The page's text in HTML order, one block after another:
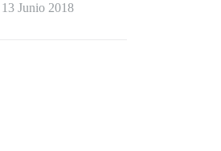
13 Junio 2018